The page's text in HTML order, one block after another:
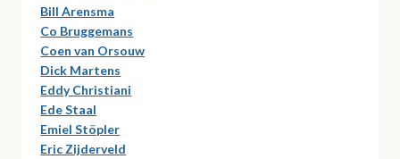
Bill Arensma
Co Bruggemans
Coen van Orsouw
Dick Martens
Eddy Christiani
Ede Staal
Emiel Stöpler
Eric Zijderveld